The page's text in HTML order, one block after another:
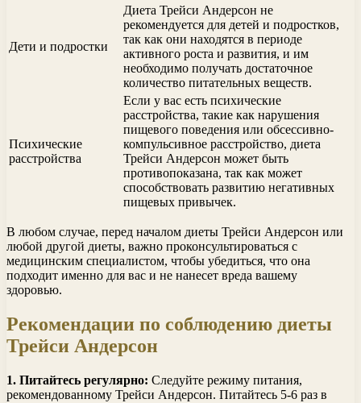
Дети и подростки
Диета Трейси Андерсон не
рекомендуется для детей и подростков,
так как они находятся в периоде
активного роста и развития, и им
необходимо получать достаточное
количество питательных веществ.
Психические
расстройства
Если у вас есть психические
расстройства, такие как нарушения
пищевого поведения или обсессивно-
компульсивное расстройство, диета
Трейси Андерсон может быть
противопоказана, так как может
способствовать развитию негативных
пищевых привычек.
В любом случае, перед началом диеты Трейси Андерсон или
любой другой диеты, важно проконсультироваться с
медицинским специалистом, чтобы убедиться, что она
подходит именно для вас и не нанесет вреда вашему
здоровью.
Рекомендации по соблюдению диеты
Трейси Андерсон
1. Питайтесь регулярно: Следуйте режиму питания,
рекомендованному Трейси Андерсон. Питайтесь 5-6 раз в